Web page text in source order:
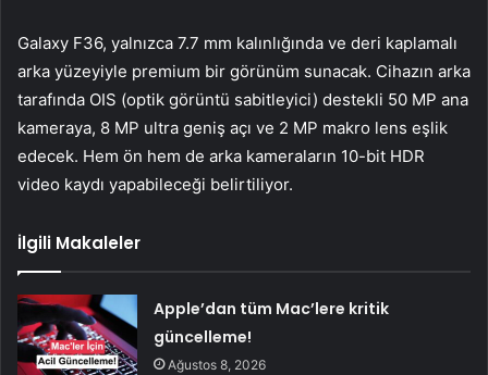
Galaxy F36, yalnızca 7.7 mm kalınlığında ve deri kaplamalı
arka yüzeyiyle premium bir görünüm sunacak. Cihazın arka
tarafında OIS (optik görüntü sabitleyici) destekli 50 MP ana
kameraya, 8 MP ultra geniş açı ve 2 MP makro lens eşlik
edecek. Hem ön hem de arka kameraların 10-bit HDR
video kaydı yapabileceği belirtiliyor.
İlgili Makaleler
Apple’dan tüm Mac’lere kritik
güncelleme!
Ağustos 8, 2026